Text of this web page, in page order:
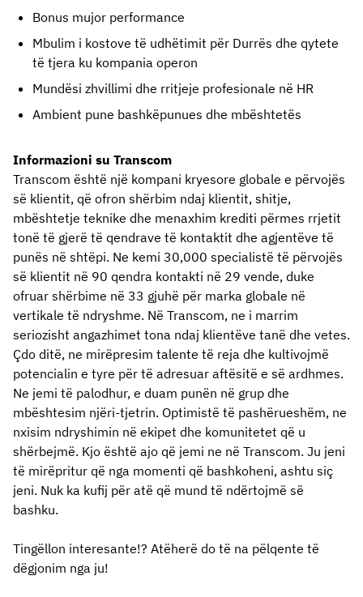
Bonus mujor performance
Mbulim i kostove të udhëtimit për Durrës dhe qytete
të tjera ku kompania operon
Mundësi zhvillimi dhe rritjeje profesionale në HR
Ambient pune bashkëpunues dhe mbështetës
Informazioni su Transcom
Transcom është një kompani kryesore globale e përvojës
së klientit, që ofron shërbim ndaj klientit, shitje,
mbështetje teknike dhe menaxhim krediti përmes rrjetit
tonë të gjerë të qendrave të kontaktit dhe agjentëve të
punës në shtëpi. Ne kemi 30,000 specialistë të përvojës
së klientit në 90 qendra kontakti në 29 vende, duke
ofruar shërbime në 33 gjuhë për marka globale në
vertikale të ndryshme. Në Transcom, ne i marrim
seriozisht angazhimet tona ndaj klientëve tanë dhe vetes.
Çdo ditë, ne mirëpresim talente të reja dhe kultivojmë
potencialin e tyre për të adresuar aftësitë e së ardhmes.
Ne jemi të palodhur, e duam punën në grup dhe
mbështesim njëri-tjetrin. Optimistë të pashërueshëm, ne
nxisim ndryshimin në ekipet dhe komunitetet që u
shërbejmë. Kjo është ajo që jemi ne në Transcom. Ju jeni
të mirëpritur që nga momenti që bashkoheni, ashtu siç
jeni. Nuk ka kufij për atë që mund të ndërtojmë së
bashku.
Tingëllon interesante!? Atëherë do të na pëlqente të
dëgjonim nga ju!